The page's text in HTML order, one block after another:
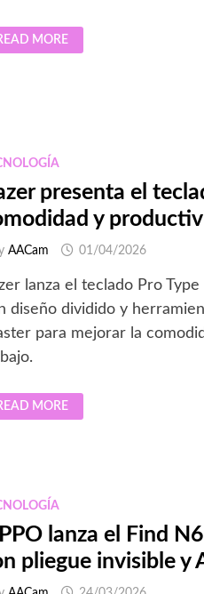
MORE
presenta el
y
AACam 01/04/2026
lanza el teclado Pro
diseño dividido y
para mejorar la
Y
MORE
lanza el Find
pliegue invisible y